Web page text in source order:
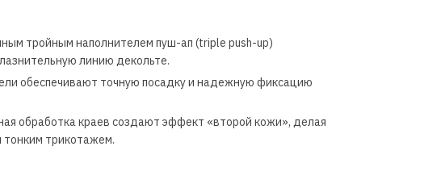
тройным наполнителем пуш-ап (triple push-up)
линию декольте.
обеспечивают точную посадку и надежную фиксацию
обработка краев создают эффект «второй кожи», делая
трикотажем.